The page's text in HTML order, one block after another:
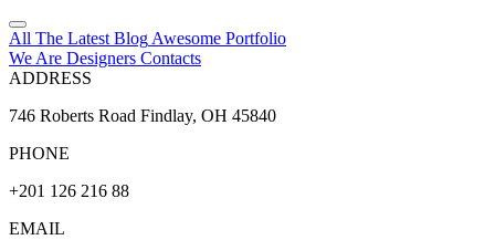
All The Latest Blog Awesome Portfolio
We Are Designers Contacts
ADDRESS
746 Roberts Road Findlay, OH 45840
PHONE
+201 126 216 88
EMAIL